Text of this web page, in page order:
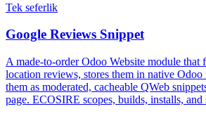
Tek seferlik
Google Reviews Snippet
A made-to-order Odoo Website module that
location reviews, stores them in native Odoo
them as moderated, cacheable QWeb
page. ECOSIRE scopes, builds, installs, and